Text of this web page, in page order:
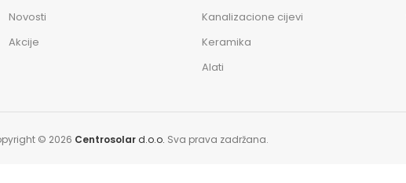
Novosti
Akcije
Kanalizacione cijevi
Keramika
Alati
© 2026 Centrosolar d.o.o. Sva prava zadržana.